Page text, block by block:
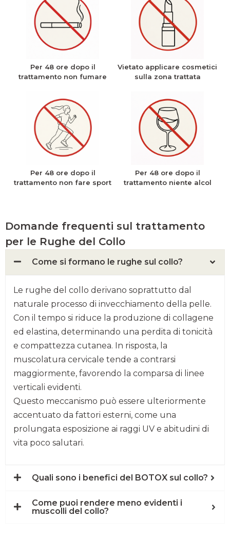
Per 48 ore dopo il
trattamento non fumare
Vietato applicare cosmetici
sulla zona trattata
Per 48 ore dopo il
trattamento non fare sport
Per 48 ore dopo il
trattamento niente alcol
Domande frequenti sul trattamento
per le Rughe del Collo
Come si formano le rughe sul collo?
Le rughe del collo derivano soprattutto dal
naturale processo di invecchiamento della pelle.
Con il tempo si riduce la produzione di collagene
ed elastina, determinando una perdita di tonicità
e compattezza cutanea. In risposta, la
muscolatura cervicale tende a contrarsi
maggiormente, favorendo la comparsa di linee
verticali evidenti.
Questo meccanismo può essere ulteriormente
accentuato da fattori esterni, come una
prolungata esposizione ai raggi UV e abitudini di
vita poco salutari.
Quali sono i benefici del BOTOX sul collo?
Come puoi rendere meno evidenti i
muscolli del collo?